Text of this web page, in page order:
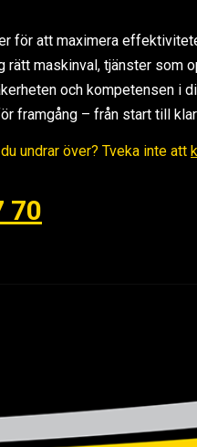
för att maximera
rätt maskinval, tjänster som
och kompetensen i
framgång – från start till
undrar över? Tveka inte att
70